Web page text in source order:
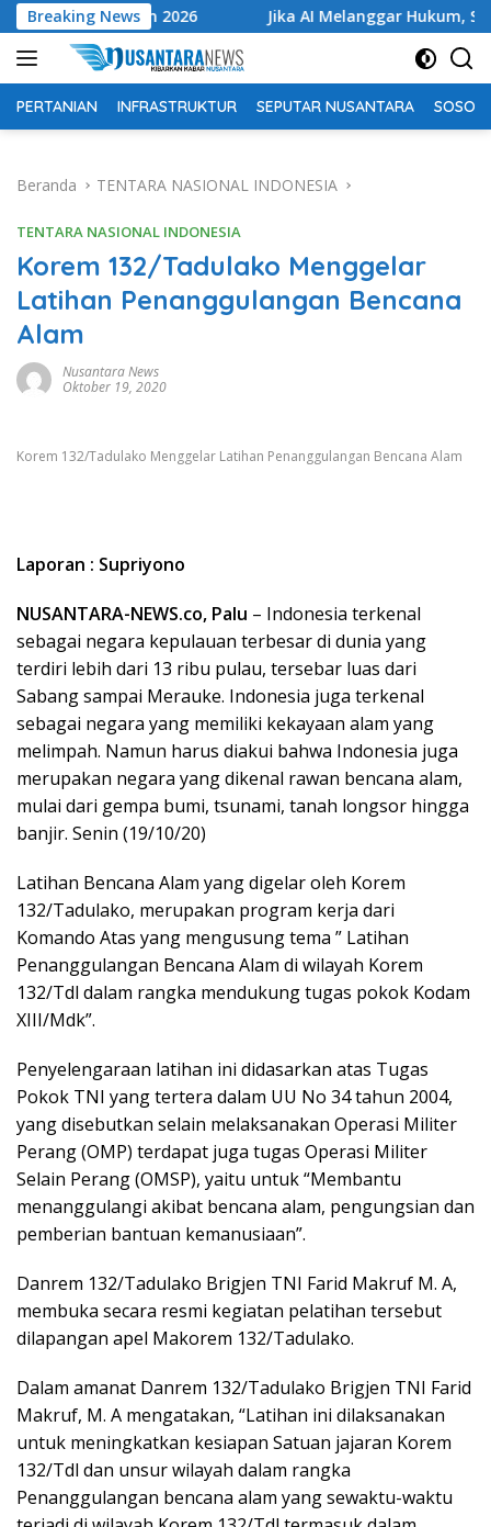
Langsung
ke
konten
Breaking News
Tahun 2026 Jika AI Melanggar Hukum, Siapa yang
PERTANIAN INFRASTRUKTUR SEPUTAR NUSANTARA SOSOK
Beranda TENTARA NASIONAL INDONESIA
TENTARA NASIONAL INDONESIA
Korem 132/Tadulako Menggelar
Latihan Penanggulangan Bencana
Alam
Nusantara News
Oktober 19, 2020
Korem 132/Tadulako Menggelar Latihan Penanggulangan Bencana Alam
Laporan : Supriyono
NUSANTARA-NEWS.co, Palu – Indonesia terkenal
sebagai negara kepulauan terbesar di dunia yang
terdiri lebih dari 13 ribu pulau, tersebar luas dari
Sabang sampai Merauke. Indonesia juga terkenal
sebagai negara yang memiliki kekayaan alam yang
melimpah. Namun harus diakui bahwa Indonesia juga
merupakan negara yang dikenal rawan bencana alam,
mulai dari gempa bumi, tsunami, tanah longsor hingga
banjir. Senin (19/10/20)
Latihan Bencana Alam yang digelar oleh Korem
132/Tadulako, merupakan program kerja dari
Komando Atas yang mengusung tema ” Latihan
Penanggulangan Bencana Alam di wilayah Korem
132/Tdl dalam rangka mendukung tugas pokok Kodam
XIII/Mdk”.
Penyelengaraan latihan ini didasarkan atas Tugas
Pokok TNI yang tertera dalam UU No 34 tahun 2004,
yang disebutkan selain melaksanakan Operasi Militer
Perang (OMP) terdapat juga tugas Operasi Militer
Selain Perang (OMSP), yaitu untuk “Membantu
menanggulangi akibat bencana alam, pengungsian dan
pemberian bantuan kemanusiaan”.
Danrem 132/Tadulako Brigjen TNI Farid Makruf M. A,
membuka secara resmi kegiatan pelatihan tersebut
dilapangan apel Makorem 132/Tadulako.
Dalam amanat Danrem 132/Tadulako Brigjen TNI Farid
Makruf, M. A mengatakan, “Latihan ini dilaksanakan
untuk meningkatkan kesiapan Satuan jajaran Korem
132/Tdl dan unsur wilayah dalam rangka
Penanggulangan bencana alam yang sewaktu-waktu